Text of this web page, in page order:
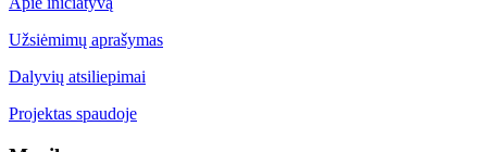
Užsiėmimų aprašymas
Dalyvių atsiliepimai
Projektas spaudoje